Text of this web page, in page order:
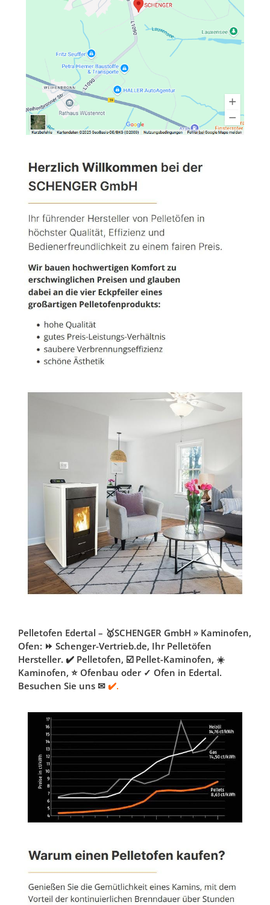
Pelletofen Edertal – 🥇SCHENGER GmbH » Kaminofen,
Ofen: ⏩ Schenger-Vertrieb.de, Ihr Pelletöfen
Hersteller. ✔️ Pelletofen, ☑️ Pellet-Kaminofen, ☀️
Kaminofen, ⭐ Ofenbau oder ✓ Ofen in Edertal.
Besuchen Sie uns ✉ ✔️.